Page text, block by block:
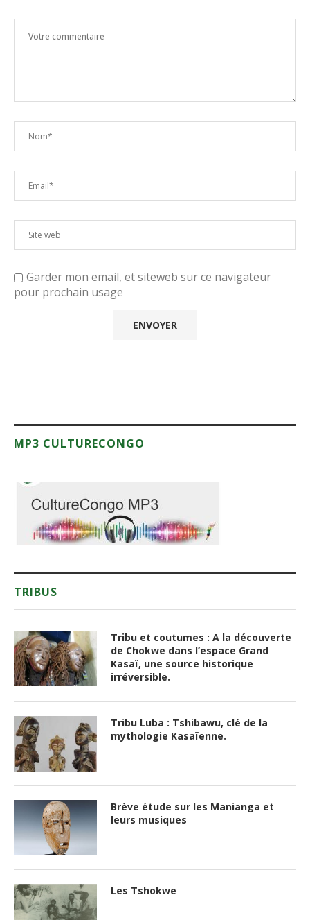
Garder mon email, et siteweb sur ce navigateur
pour prochain usage
MP3 CULTURECONGO
TRIBUS
Tribu et coutumes : A la découverte
de Chokwe dans l’espace Grand
Kasaï, une source historique
irréversible.
Tribu Luba : Tshibawu, clé de la
mythologie Kasaïenne.
Brève étude sur les Manianga et
leurs musiques
Les Tshokwe